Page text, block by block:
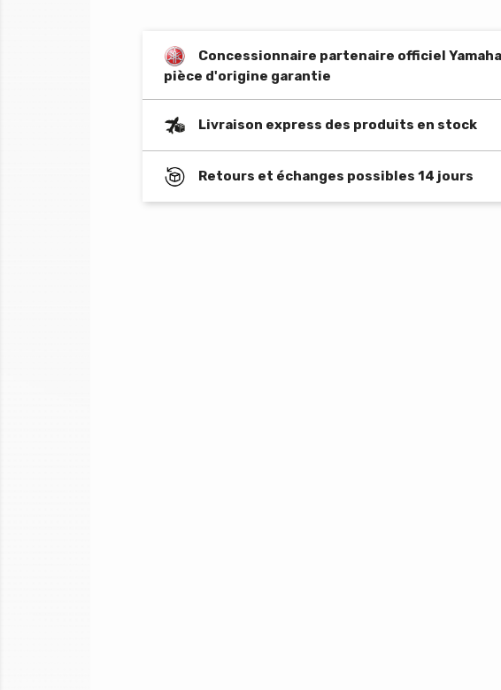
Concessionnaire partenaire officiel
pièce d'origine garantie
Livraison express des produits en stock
Retours et échanges possibles 14 jours